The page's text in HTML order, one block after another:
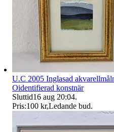
U.C 2005 Inglasad
Oidentifierad konstnär
Sluttid16 aug 20:04.
Pris:100 kr,Ledande bud.